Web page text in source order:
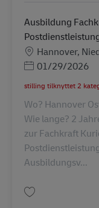
Ausbildung
Lokation
Hannover,
Posted Date
01/29/2026
stilling
Wo? Hannover
Wie lange? 2
zur Fachkraft
Ausbildungsv...